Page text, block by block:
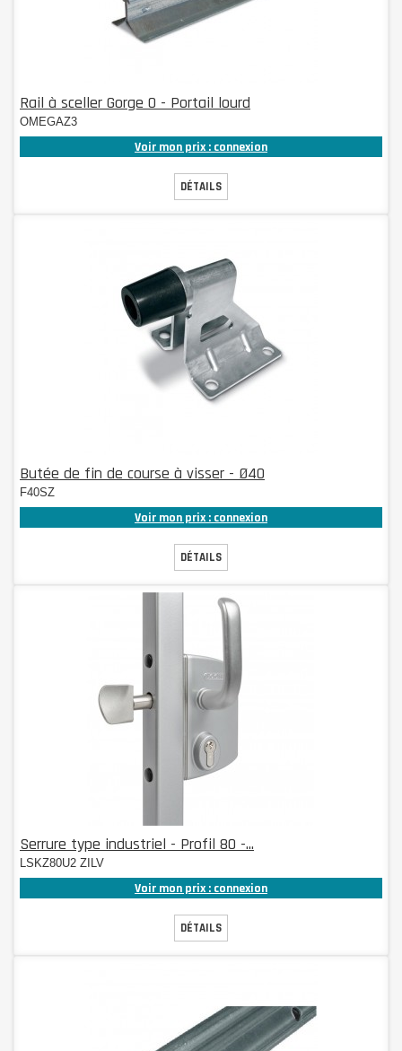
Rail à sceller Gorge O - Portail lourd
OMEGAZ3
Voir mon prix : connexion
DÉTAILS
Butée de fin de course à visser - Ø40
F40SZ
Voir mon prix : connexion
DÉTAILS
Serrure type industriel - Profil 80 -...
LSKZ80U2 ZILV
Voir mon prix : connexion
DÉTAILS